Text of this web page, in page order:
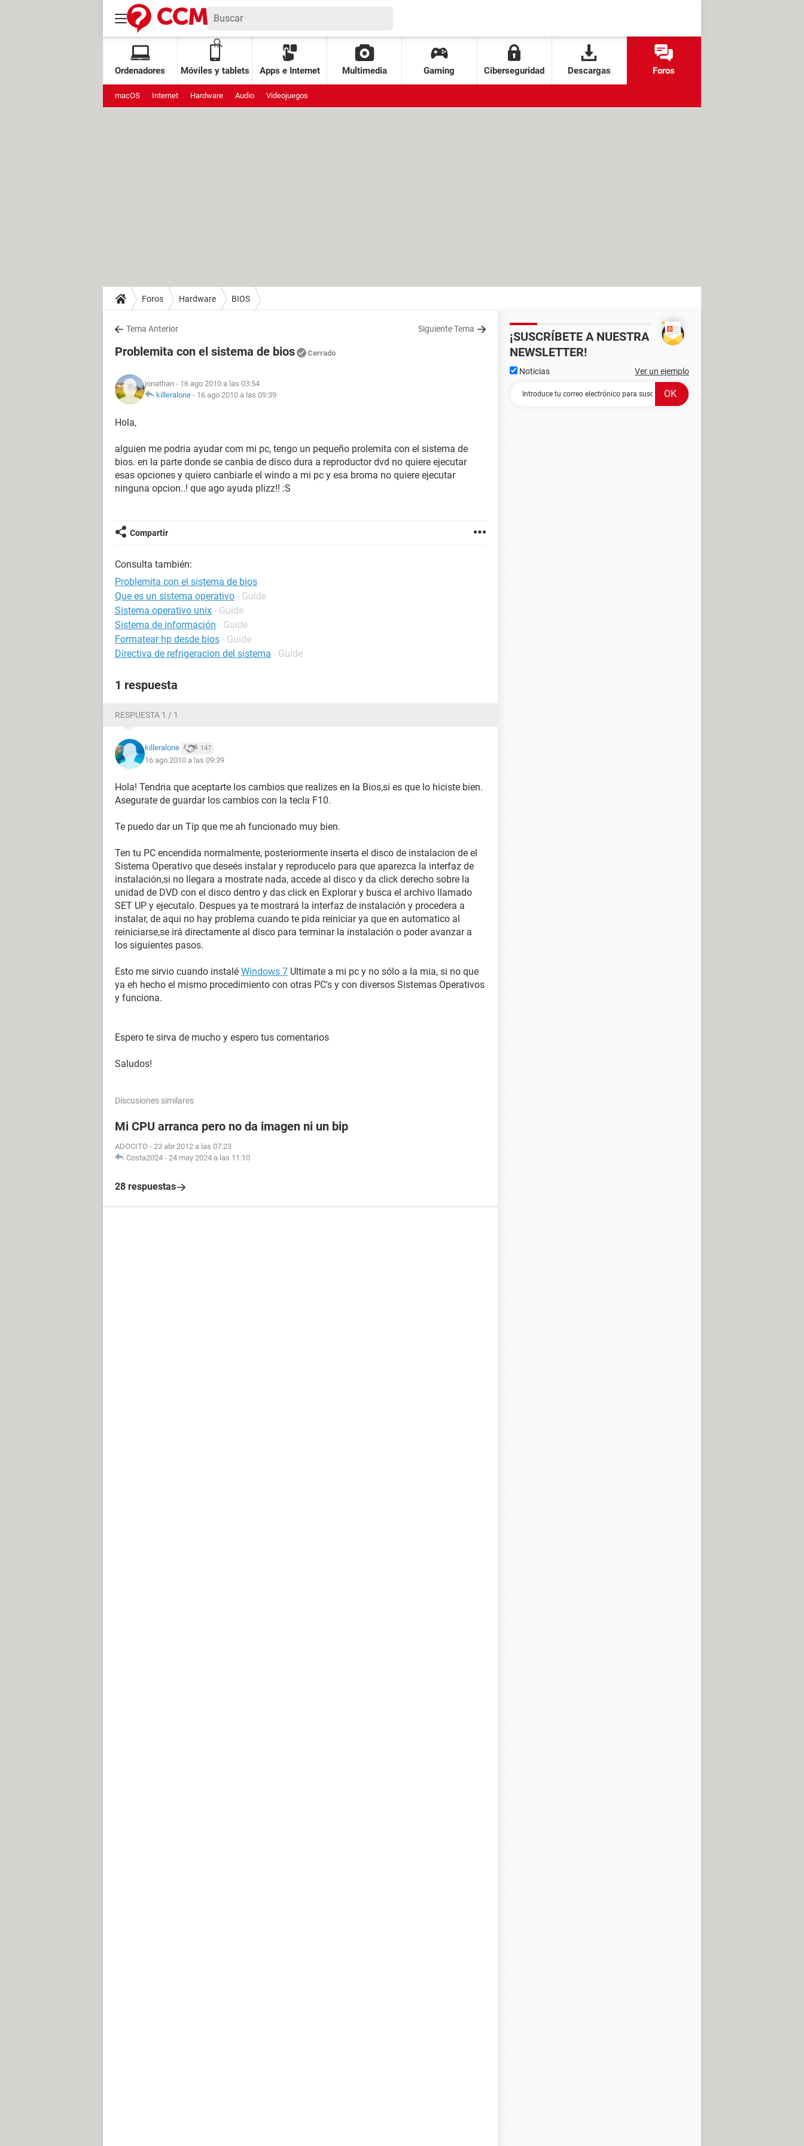
Ordenadores Móviles y tablets Apps e Internet Multimedia Gaming Ciberseguridad Descargas Foros
macOS Internet Hardware Audio Videojuegos
Foros Hardware BIOS
Tema Anterior Siguiente Tema
Problemita con el sistema de bios Cerrado
jonathan - 16 ago 2010 a las 03:54
killeralone - 16 ago 2010 a las 09:39
Hola,
alguien me podria ayudar com mi pc, tengo un pequeño prolemita con el sistema de
bios. en la parte donde se canbia de disco dura a reproductor dvd no quiere ejecutar
esas opciones y quiero canbiarle el windo a mi pc y esa broma no quiere ejecutar
ninguna opcion..! que ago ayuda plizz!! :S
Compartir
Consulta también:
Problemita con el sistema de bios
Que es un sistema operativo - Guide
Sistema operativo unix - Guide
Sistema de información - Guide
Formatear hp desde bios - Guide
Directiva de refrigeracion del sistema - Guide
1 respuesta
RESPUESTA 1 / 1
killeralone 147
16 ago 2010 a las 09:39
Hola! Tendria que aceptarte los cambios que realizes en la Bios,si es que lo hiciste bien.
Asegurate de guardar los cambios con la tecla F10.
Te puedo dar un Tip que me ah funcionado muy bien.
Ten tu PC encendida normalmente, posteriormente inserta el disco de instalacion de el
Sistema Operativo que deseés instalar y reproducelo para que aparezca la interfaz de
instalación,si no llegara a mostrate nada, accede al disco y da click derecho sobre la
unidad de DVD con el disco dentro y das click en Explorar y busca el archivo llamado
SET UP y ejecutalo. Despues ya te mostrará la interfaz de instalación y procedera a
instalar, de aqui no hay problema cuando te pida reiniciar ya que en automatico al
reiniciarse,se irá directamente al disco para terminar la instalación o poder avanzar a
los siguientes pasos.
Esto me sirvio cuando instalé Windows 7 Ultimate a mi pc y no sólo a la mia, si no que
ya eh hecho el mismo procedimiento con otras PC's y con diversos Sistemas Operativos
y funciona.
Espero te sirva de mucho y espero tus comentarios
Saludos!
Discusiones similares
Mi CPU arranca pero no da imagen ni un bip
ADOCITO - 23 abr 2012 a las 07:23
Costa2024 - 24 may 2024 a las 11:10
28 respuestas
¡SUSCRÍBETE A NUESTRA
NEWSLETTER!
Noticias Ver un ejemplo